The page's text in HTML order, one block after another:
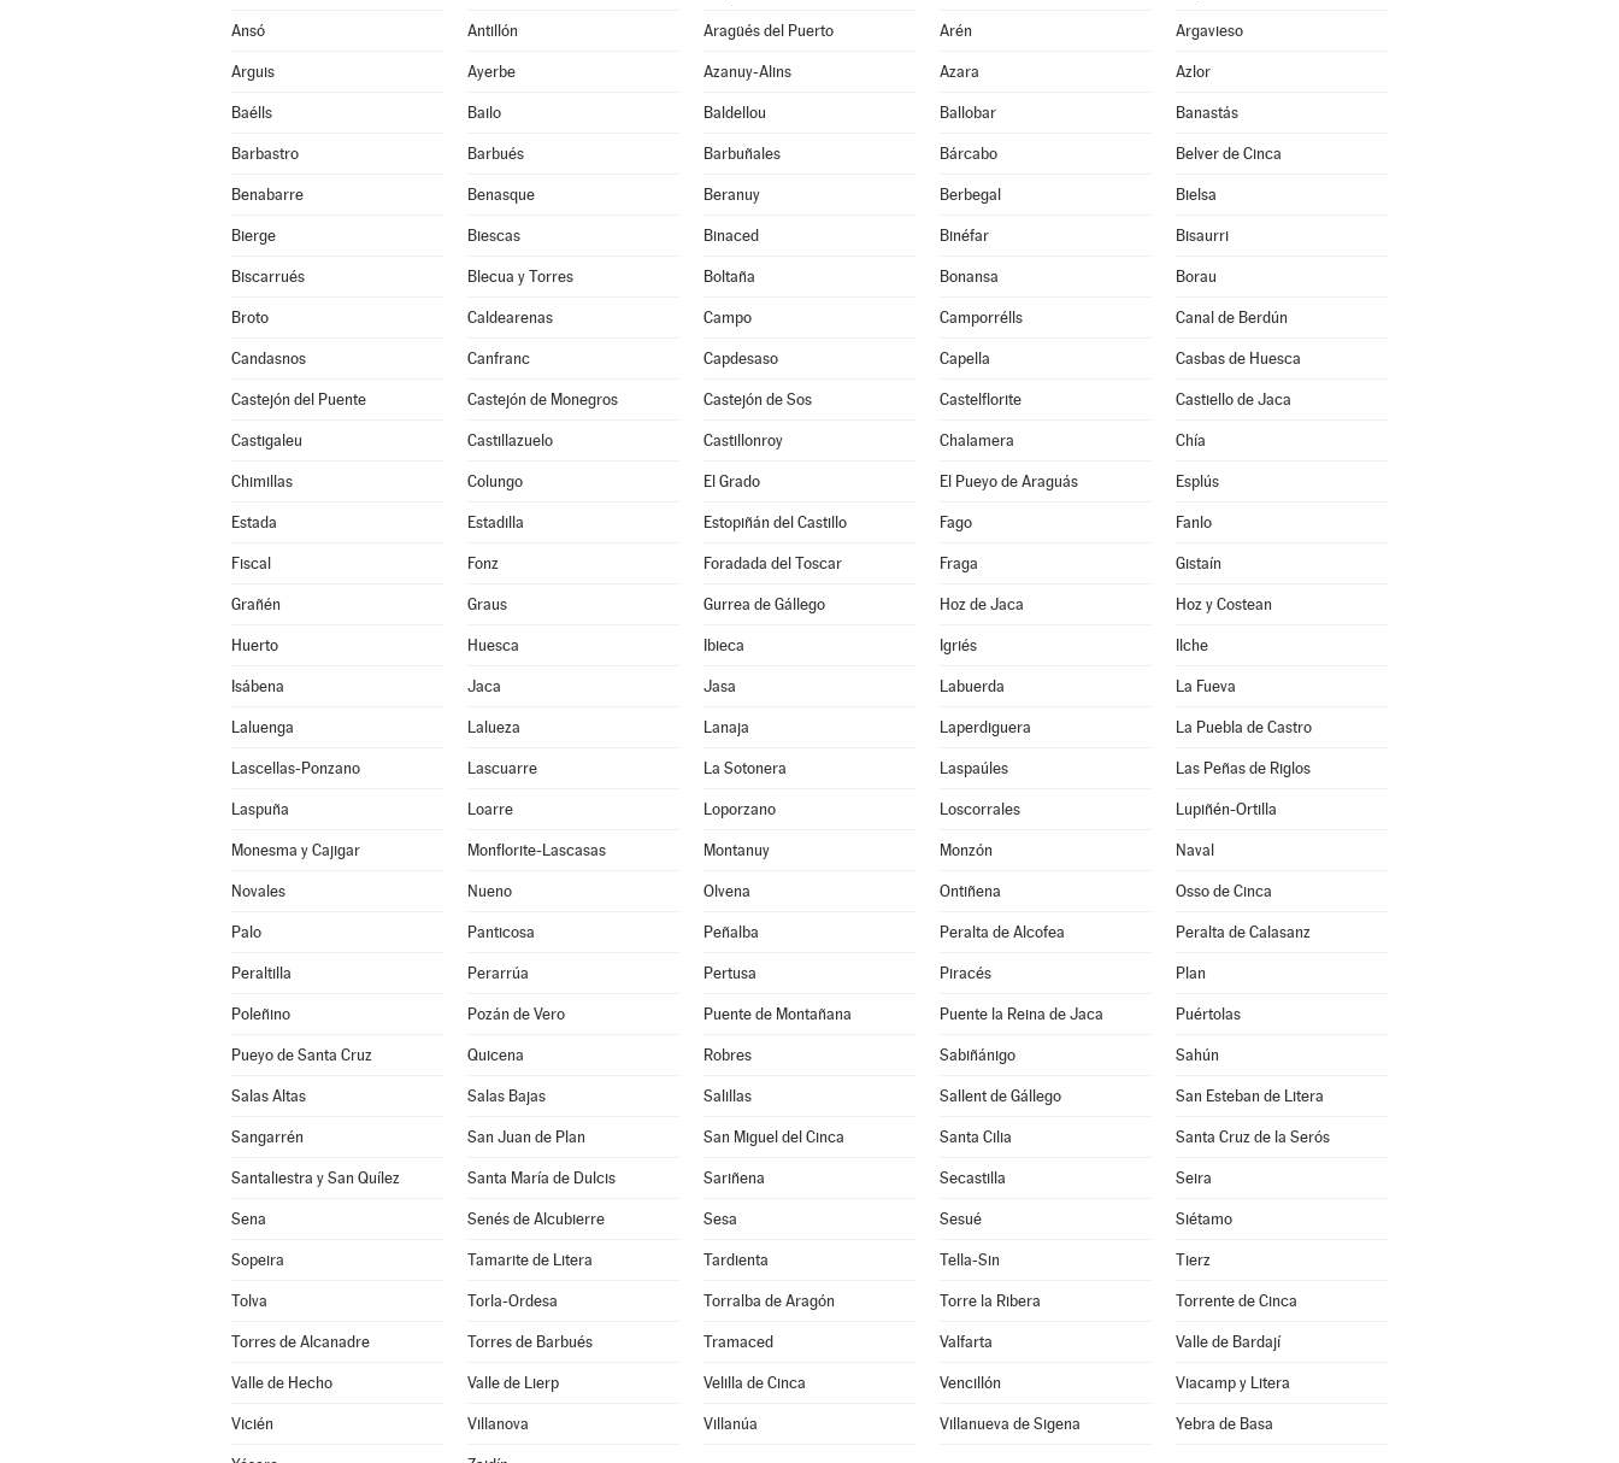
Ansó Antillón Aragüés del Puerto Arén Argavieso
Arguis Ayerbe Azanuy-Alins Azara Azlor
Baélls Bailo Baldellou Ballobar Banastás
Barbastro Barbués Barbuñales Bárcabo Belver de Cinca
Benabarre Benasque Beranuy Berbegal Bielsa
Bierge Biescas Binaced Binéfar Bisaurri
Biscarrués Blecua y Torres Boltaña Bonansa Borau
Broto Caldearenas Campo Camporrélls Canal de Berdún
Candasnos Canfranc Capdesaso Capella Casbas de Huesca
Castejón del Puente Castejón de Monegros Castejón de Sos Castelflorite Castiello de Jaca
Castigaleu Castillazuelo Castillonroy Chalamera Chía
Chimillas Colungo El Grado El Pueyo de Araguás Esplús
Estada Estadilla Estopiñán del Castillo Fago Fanlo
Fiscal Fonz Foradada del Toscar Fraga Gistaín
Grañén Graus Gurrea de Gállego Hoz de Jaca Hoz y Costean
Huerto Huesca Ibieca Igriés Ilche
Isábena Jaca Jasa Labuerda La Fueva
Laluenga Lalueza Lanaja Laperdiguera La Puebla de Castro
Lascellas-Ponzano Lascuarre La Sotonera Laspaúles Las Peñas de Riglos
Laspuña Loarre Loporzano Loscorrales Lupiñén-Ortilla
Monesma y Cajigar Monflorite-Lascasas Montanuy Monzón Naval
Novales Nueno Olvena Ontiñena Osso de Cinca
Palo Panticosa Peñalba Peralta de Alcofea Peralta de Calasanz
Peraltilla Perarrúa Pertusa Piracés Plan
Poleñino Pozán de Vero Puente de Montañana Puente la Reina de Jaca Puértolas
Pueyo de Santa Cruz Quicena Robres Sabiñánigo Sahún
Salas Altas Salas Bajas Salillas Sallent de Gállego San Esteban de Litera
Sangarrén San Juan de Plan San Miguel del Cinca Santa Cilia Santa Cruz de la Serós
Santaliestra y San Quílez Santa María de Dulcis Sariñena Secastilla Seira
Sena Senés de Alcubierre Sesa Sesué Siétamo
Sopeira Tamarite de Litera Tardienta Tella-Sin Tierz
Tolva Torla-Ordesa Torralba de Aragón Torre la Ribera Torrente de Cinca
Torres de Alcanadre Torres de Barbués Tramaced Valfarta Valle de Bardají
Valle de Hecho Valle de Lierp Velilla de Cinca Vencillón Viacamp y Litera
Vicién Villanova Villanúa Villanueva de Sigena Yebra de Basa